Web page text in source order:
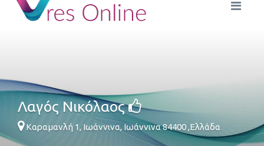
Λαγός Νικόλαος
Καραμανλή 1,Ιωάννινα, Ιωάννινα84400,Ελλάδα